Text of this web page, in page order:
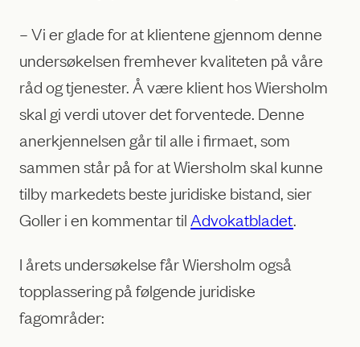
– Vi er glade for at klientene gjennom denne
undersøkelsen fremhever kvaliteten på våre
råd og tjenester. Å være klient hos Wiersholm
skal gi verdi utover det forventede. Denne
anerkjennelsen går til alle i firmaet, som
sammen står på for at Wiersholm skal kunne
tilby markedets beste juridiske bistand, sier
Goller i en kommentar til Advokatbladet
I årets undersøkelse får Wiersholm også
topplassering på følgende juridiske
fagområder: